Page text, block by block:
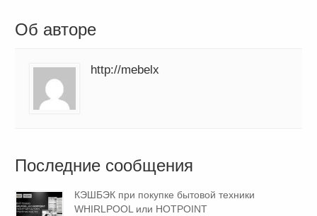
Об авторе
http://mebelx
Последние сообщения
КЭШБЭК при покупке бытовой техники
WHIRLPOOL или HOTPOINT